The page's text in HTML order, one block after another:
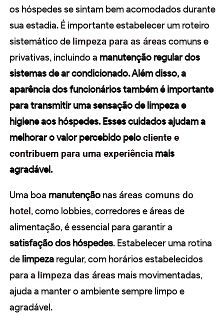
os hóspedes se sintam bem acomodados durante
sua estadia. É importante estabelecer um roteiro
sistemático de limpeza para as áreas comuns e
privativas, incluindo a manutenção regular dos
sistemas de ar condicionado. Além disso, a
aparência dos funcionários também é importante
para transmitir uma sensação delimpezae
higiene aos hóspedes. Esses cuidados ajudam a
melhorar ovalor percebido pelocliente e
contribuem para uma experiência mais
agradável.
Uma boa manutenção nasáreas comuns do
hotel, como lobbies, corredores e áreas de
alimentação, é essencial para garantir a
satisfação dos hóspedes. Estabelecer uma rotina
de limpeza regular, com horários estabelecidos
para a limpeza das áreas mais movimentadas,
ajuda a manter o ambiente sempre limpo e
agradável.